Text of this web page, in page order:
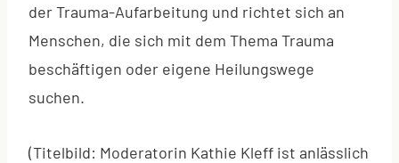
der Trauma-Aufarbeitung und richtet sich an
Menschen, die sich mit dem Thema Trauma
beschäftigen oder eigene Heilungswege
suchen.
(Titelbild: Moderatorin Kathie Kleff ist anlässlich